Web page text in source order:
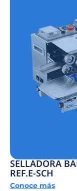
SELLADORA
REF.E-SCH
Conoce más